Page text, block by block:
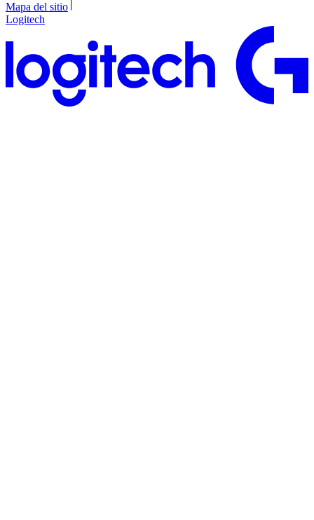
Mapa del sitio
Logitech